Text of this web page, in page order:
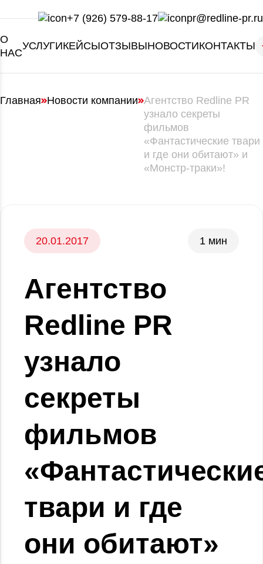
+7 (926) 579-88-17
pr@redline-pr.ru
О
НАС
УСЛУГИКЕЙСЫОТЗЫВЫНОВОСТИКОНТАКТЫ
Главная Новости компании Агентство Redline PR
узнало секреты
фильмов
«Фантастические твари
и где они обитают» и
«Монстр-траки»!
20.01.2017 1 мин
Агентство
Redline PR
узнало
секреты
фильмов
твари и где
они обитают»